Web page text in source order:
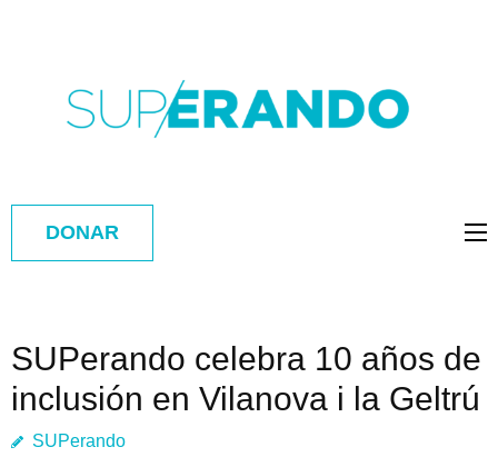
DONAR
SUPerando celebra 10 años de
inclusión en Vilanova i la Geltrú
SUPerando